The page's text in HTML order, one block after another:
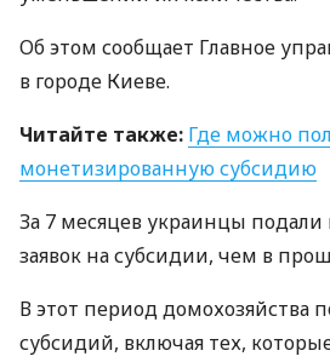
Об этом сообщает Главное
в городе Киеве.
Читайте также: Где можно
монетизированную субсидию
За 7 месяцев украинцы подали
заявок на субсидии, чем в
В этот период домохозяйства
субсидий, включая тех,